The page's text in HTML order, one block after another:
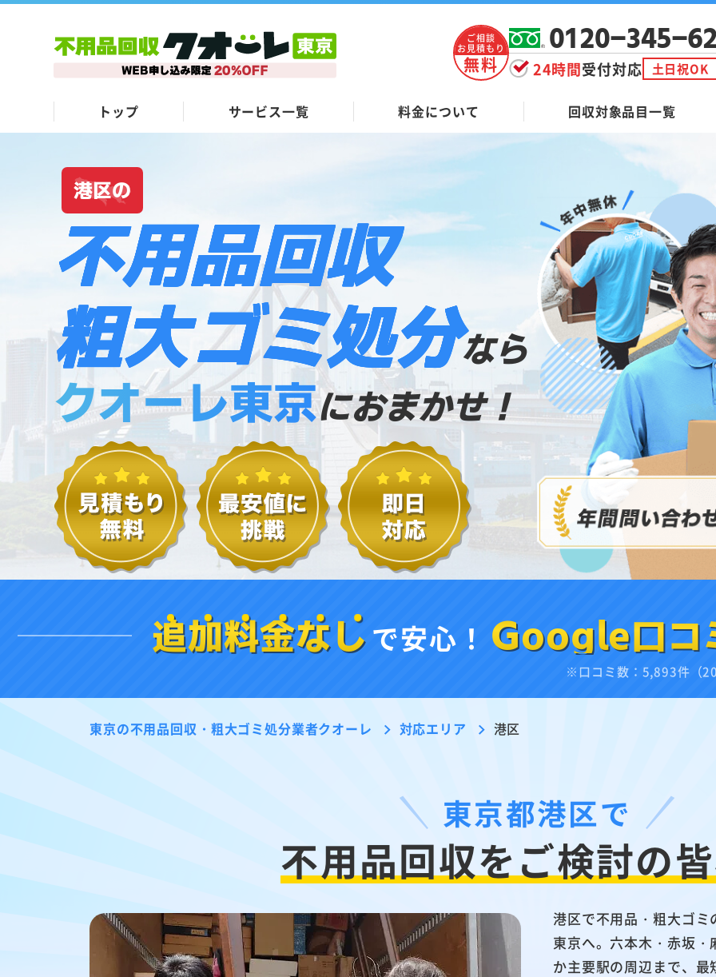
ご相談
お見積もり
無料
0120-345-
24時間受付対応 土日祝OK
トップ サービス一覧 料金について 回収対象品目一覧
港区の
不用品回収
粗大ゴミ処分なら
クオーレ東京におまかせ！
追加料金なし で安心！ Google口
※口コミ数：5,893件（
東京の不用品回収・粗大ゴミ処分業者クオーレ 対応エリア 港区
東京都港区で
不用品回収をご検討の
港区で不用品・粗大ゴ
東京へ。六本木・赤坂
か主要駅の周辺まで、